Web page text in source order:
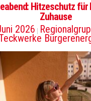
Hitzeschutz für
Zuhause
2026 |